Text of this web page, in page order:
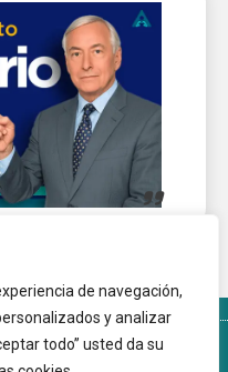
de navegación,
y analizar
todo” usted da su
de Cookies